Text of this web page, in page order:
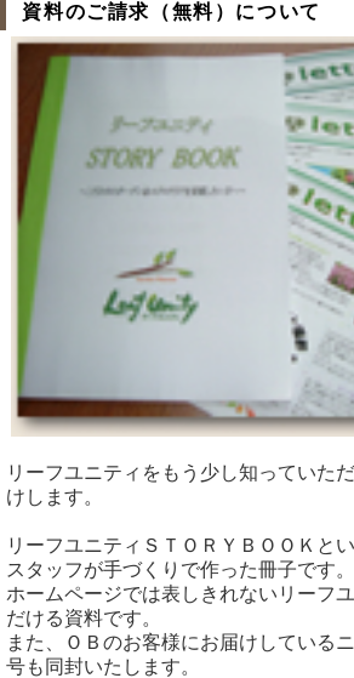
資料のご請求（無料）について
リーフユニティをもう少し知っていた
けします。
リーフユニティＳＴＯＲＹＢＯＯＫと
スタッフが手づくりで作った冊子です。
ホームページでは表しきれないリーフ
だける資料です。
また、ＯＢのお客様にお届けしている
号も同封いたします。